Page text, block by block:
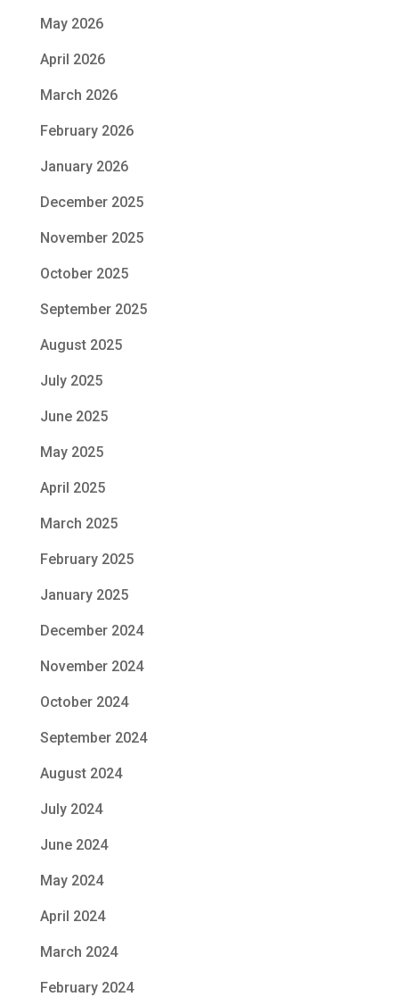
May 2026
April 2026
March 2026
February 2026
January 2026
December 2025
November 2025
October 2025
September 2025
August 2025
July 2025
June 2025
May 2025
April 2025
March 2025
February 2025
January 2025
December 2024
November 2024
October 2024
September 2024
August 2024
July 2024
June 2024
May 2024
April 2024
March 2024
February 2024